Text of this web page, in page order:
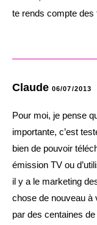
te rends compte des
Claude 06/07/2013
Pour moi, je pense
importante, c’est
bien de pouvoir
émission TV ou
il y a le marketing
chose de nouveau à
par des centaines